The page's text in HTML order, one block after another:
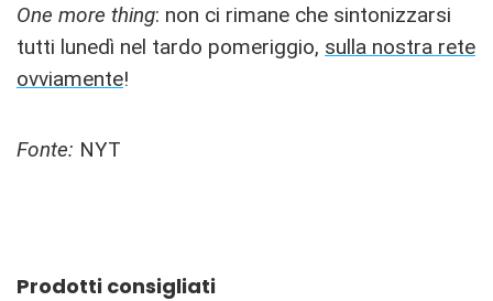
One more thing: non ci rimane che sintonizzarsi
tutti lunedì nel tardo pomeriggio, sulla nostra rete
ovviamente!
Fonte: NYT
Prodotti consigliati